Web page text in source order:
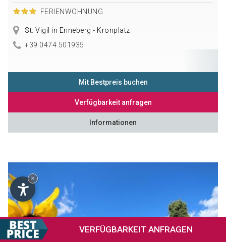
VERFÜGBARKEIT ANFRAGEN
FERIENWOHNUNG
St. Vigil in Enneberg - Kronplatz
+39 0474 501935
Mit Bestpreis buchen
Verfügbarkeit anfragen
Informationen
×